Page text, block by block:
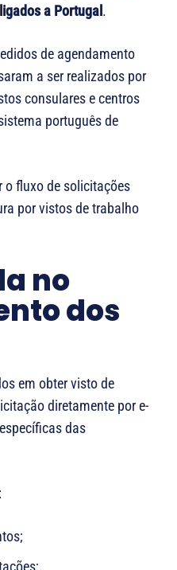
a Portugal.
de agendamento
a ser realizados por
consulares e centros
português de
o fluxo de solicitações
por vistos de trabalho
no
dos
em obter visto de
diretamente por e-
das